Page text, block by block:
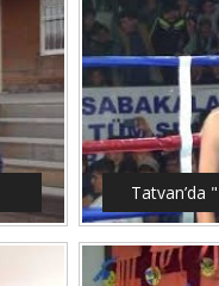
Tatvan’da